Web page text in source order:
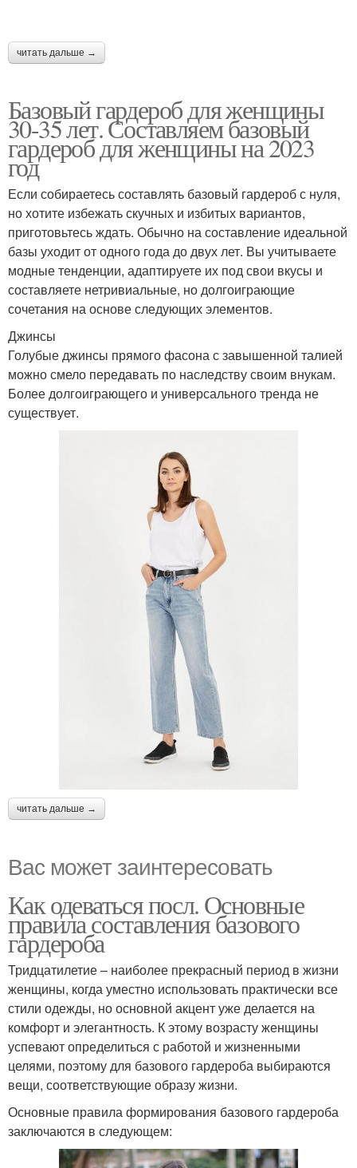
читать дальше →
Базовый гардероб для женщины
30-35 лет. Составляем базовый
гардероб для женщины на 2023
год
Если собираетесь составлять базовый гардероб с нуля,
но хотите избежать скучных и избитых вариантов,
приготовьтесь ждать. Обычно на составление идеальной
базы уходит от одного года до двух лет. Вы учитываете
модные тенденции, адаптируете их под свои вкусы и
составляете нетривиальные, но долгоиграющие
сочетания на основе следующих элементов.
Джинсы
Голубые джинсы прямого фасона с завышенной талией
можно смело передавать по наследству своим внукам.
Более долгоиграющего и универсального тренда не
существует.
читать дальше →
Вас может заинтересовать
Как одеваться посл. Основные
правила составления базового
гардероба
Тридцатилетие – наиболее прекрасный период в жизни
женщины, когда уместно использовать практически все
стили одежды, но основной акцент уже делается на
комфорт и элегантность. К этому возрасту женщины
успевают определиться с работой и жизненными
целями, поэтому для базового гардероба выбираются
вещи, соответствующие образу жизни.
Основные правила формирования базового гардероба
заключаются в следующем: